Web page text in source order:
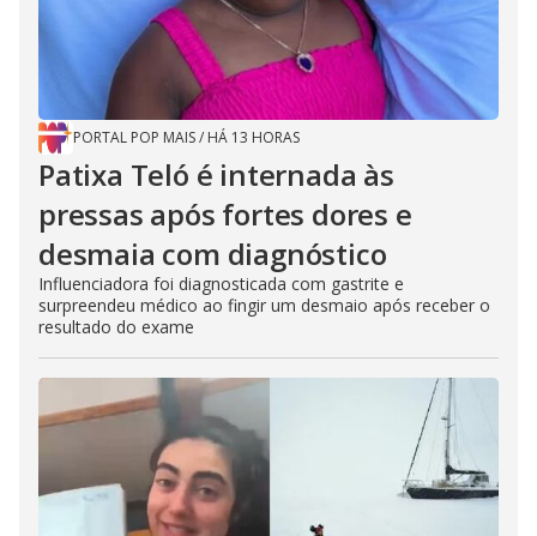
PORTAL POP MAIS/ HÁ 13 HORAS
Patixa Teló é internada às
pressas após fortes dores e
desmaia com diagnóstico
Influenciadora foi diagnosticada com gastrite e
surpreendeu médico ao fingir um desmaio após receber o
resultado do exame